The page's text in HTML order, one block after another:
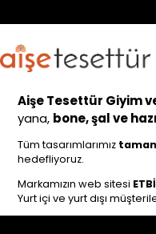
Aişe Tesettür Giyim
yana, bone, şal ve
Tüm tasarımlarımız
hedefliyoruz.
Markamızın web sitesi
Yurt içi ve yurt dışı